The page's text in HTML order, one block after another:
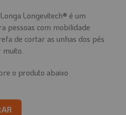
Longevitech® é um
pessoas com mobilidade
de cortar as unhas dos pés
muito.
o produto abaixo
Longa quantidade